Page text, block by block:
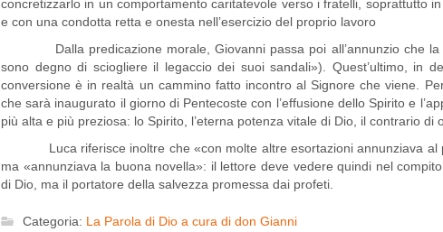
concretizzarlo in un comportamento caritatevole verso i fratelli, soprattutto
e con una condotta retta e onesta nell’esercizio del proprio lavoro
Dalla predicazione morale, Giovanni passa poi all’annunzio che la
sono degno di sciogliere il legaccio dei suoi sandali»). Quest’ultimo, in
conversione è in realtà un cammino fatto incontro al Signore che viene.
che sarà inaugurato il giorno di Pentecoste con l’effusione dello Spirito e
più alta e più preziosa: lo Spirito, l’eterna potenza vitale di Dio, il contrario di
Luca riferisce inoltre che «con molte altre esortazioni annunziava al
ma «annunziava la buona novella»: il lettore deve vedere quindi nel
di Dio, ma il portatore della salvezza promessa dai profeti.
Categoria: La Parola di Dio a cura di don Gianni